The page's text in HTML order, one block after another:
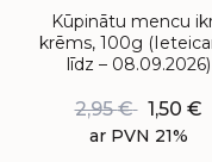
Kūpinātu mencu
krēms, 100g
līdz – 08.09.2026)
2,95€ 1,50 €
ar PVN 21%